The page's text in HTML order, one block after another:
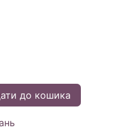
до кошика